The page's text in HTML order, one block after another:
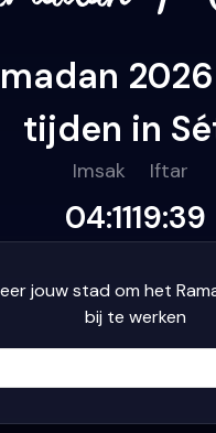
tijden in
Imsak
04:11
Iftar
19:39
jouw stad om het
bij te werken